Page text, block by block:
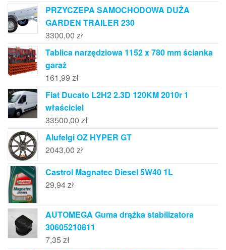
PRZYCZEPA SAMOCHODOWA DUŻA
GARDEN TRAILER 230
3300,00 zł
Tablica narzędziowa 1152 x 780 mm ścianka
garaż
161,99 zł
Fiat Ducato L2H2 2.3D 120KM 2010r 1
właściciel
33500,00 zł
Alufelgi OZ HYPER GT
2043,00 zł
Castrol Magnatec Diesel 5W40 1L
29,94zł
AUTOMEGA Guma drążka stabilizatora
30605210811
7,35 zł